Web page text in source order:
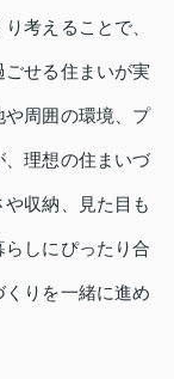
考えることで、
せる住まいが実
周囲の環境、プ
理想の住まいづ
収納、見た目も
しにぴったり合
りを一緒に進め